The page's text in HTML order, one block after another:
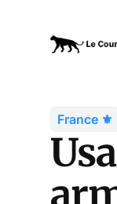
France ⚜️